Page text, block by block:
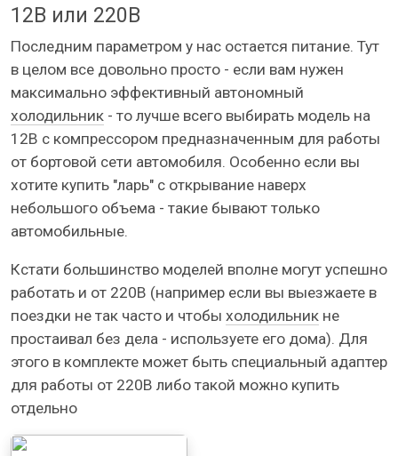
12В или 220В
Последним параметром у нас остается питание. Тут
в целом все довольно просто - если вам нужен
максимально эффективный автономный
холодильник - то лучше всего выбирать модель на
12В с компрессором предназначенным для работы
от бортовой сети автомобиля. Особенно если вы
хотите купить "ларь" с открывание наверх
небольшого объема - такие бывают только
автомобильные.
Кстати большинство моделей вполне могут успешно
работать и от 220В (например если вы выезжаете в
поездки не так часто и чтобы холодильник не
простаивал без дела - используете его дома). Для
этого в комплекте может быть специальный адаптер
для работы от 220В либо такой можно купить
отдельно